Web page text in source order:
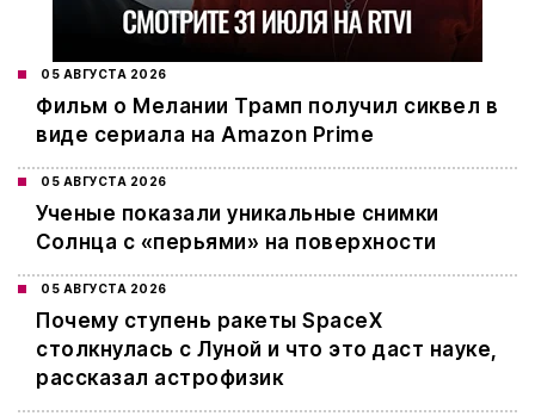
05 АВГУСТА 2026
Фильм о Мелании Трамп получил сиквел в
виде сериала на Amazon Prime
05 АВГУСТА 2026
Ученые показали уникальные снимки
Солнца с «перьями» на поверхности
05 АВГУСТА 2026
Почему ступень ракеты SpaceX
столкнулась с Луной и что это даст науке,
рассказал астрофизик